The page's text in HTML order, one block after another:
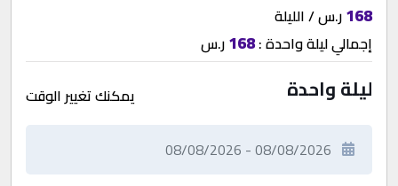
168ر.س / الليلة
إجماليليلة واحدة:
168ر.س
ليلة واحدة يمكنك تغيير الوقت